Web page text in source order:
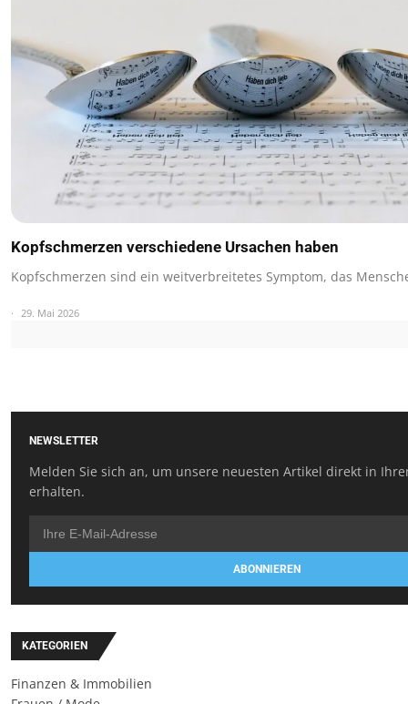
Kopfschmerzen verschiedene Ursachen haben
Kopfschmerzen sind ein weitverbreitetes Symptom, das
29. Mai 2026
NEWSLETTER
Melden Sie sich an, um unsere neuesten Artikel direkt in
erhalten.
ABONNIEREN
KATEGORIEN
Finanzen & Immobilien